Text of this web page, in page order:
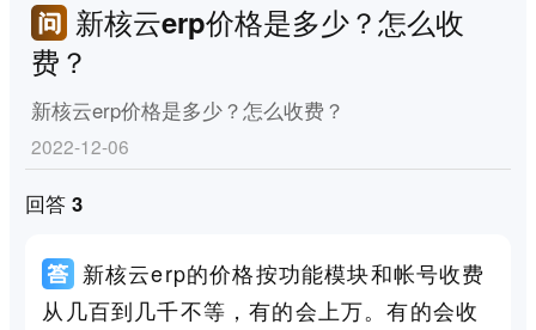
新核云erp价格是多少？怎么收
费？
新核云erp价格是多少？怎么收费？
2022-12-06
回答 3
新核云erp的价格按功能模块和帐号收费
从几百到几千不等，有的会上万。有的会收